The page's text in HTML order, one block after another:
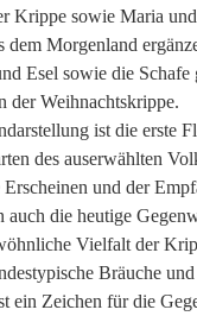
Krippe sowie Maria
dem Morgenland
Esel sowie die Schafe
der Weihnachtskrippe.
ist die erste
des auserwählten
und der
auch die heutige
Vielfalt der
Bräuche
ein Zeichen für die